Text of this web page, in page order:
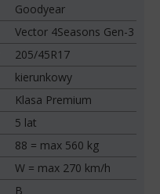
Goodyear
Vector 4Seasons Gen-3
205/45R17
kierunkowy
Klasa Premium
5 lat
88 = max 560 kg
W = max 270 km/h
B